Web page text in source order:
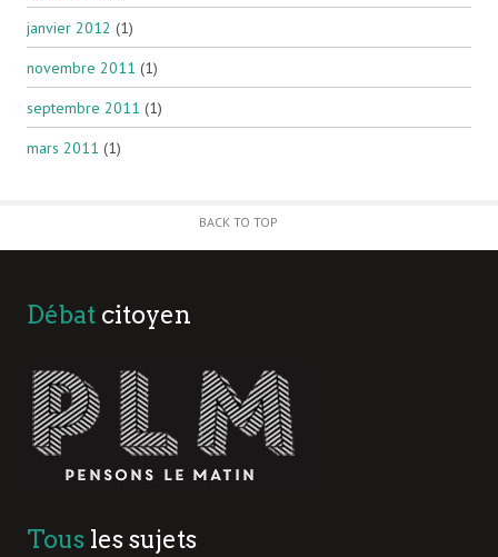
janvier 2012 (1)
novembre 2011 (1)
septembre 2011 (1)
mars 2011 (1)
BACK TO TOP
Débat citoyen
Tous les sujets